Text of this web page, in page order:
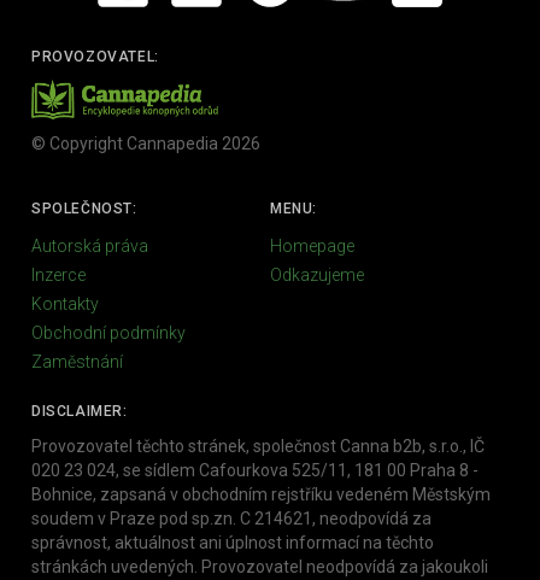
PROVOZOVATEL:
© Copyright Cannapedia 2026
SPOLEČNOST:
Autorská práva
Inzerce
Kontakty
Obchodní podmínky
Zaměstnání
MENU:
Homepage
Odkazujeme
DISCLAIMER:
Provozovatel těchto stránek, společnost Canna b2b, s.r.o., IČ
020 23 024, se sídlem Cafourkova 525/11, 181 00 Praha 8 -
Bohnice, zapsaná v obchodním rejstříku vedeném Městským
soudem v Praze pod sp.zn. C 214621, neodpovídá za
správnost, aktuálnost ani úplnost informací na těchto
stránkách uvedených. Provozovatel neodpovídá za jakoukoli